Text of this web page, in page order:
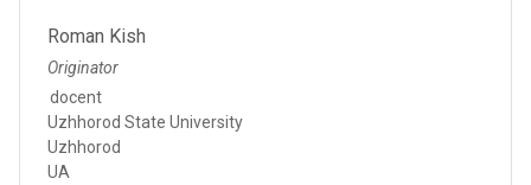
Roman Kish
Originator
docent
Uzhhorod State University
Uzhhorod
UA